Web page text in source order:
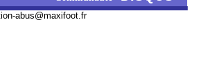
abus@maxifoot.fr